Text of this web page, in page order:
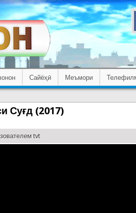
Сайёҳӣ Меъмори
Суғд (2017)
tvt